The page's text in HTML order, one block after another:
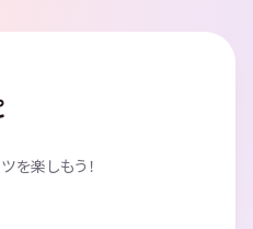
を楽しもう！